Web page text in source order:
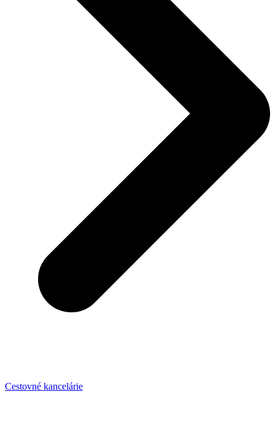
Cestovné kancelárie